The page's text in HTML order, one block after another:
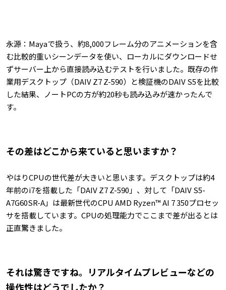
永源：Mayaで扱う、約8,000フレーム分のアニメーションを含
む比較的重いシーンデータを使い、ローカルにダウンロードせ
ずサーバー上から直接読み込むテストを行いました。既存の作
業用デスクトップ（DAIV Z7 Z-590）と検証機のDAIV S5を比較
した結果、ノートPCの方が約20秒も読み込みが速かったんで
す。
――その差はどこから来ていると思いますか？
やはりCPUの世代差が大きいと思います。デスクトップは約4
年前のi7を搭載した「DAIV Z7 Z-590」、対して「DAIV S5-
A7G60SR-A」は最新世代のCPU AMD Ryzen™ AI 7 350プロセッ
サを搭載しています。CPUの処理能力でここまで差が出るとは
正直驚きました。
――それは驚きですね。リアルタイムプレビューなどの
操作性はどうでしたか？